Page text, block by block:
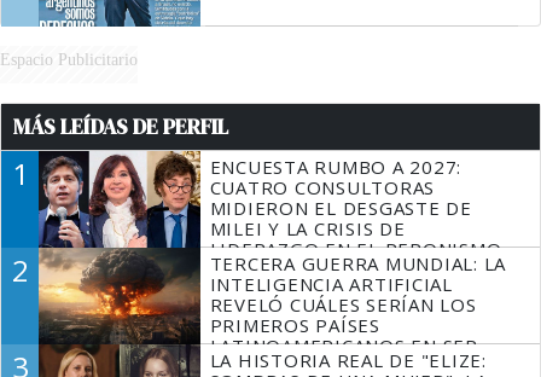
Espacio Publicitario
MÁS LEÍDAS DE PERFIL
1
ENCUESTA RUMBO A 2027:
CUATRO CONSULTORAS
MIDIERON EL DESGASTE DE
MILEI Y LA CRISIS DE
LIDERAZGO EN EL PERONISMO
2
TERCERA GUERRA MUNDIAL: LA
INTELIGENCIA ARTIFICIAL
REVELÓ CUÁLES SERÍAN LOS
PRIMEROS PAÍSES
LATINOAMERICANOS EN SER
DERROTADOS
3
LA HISTORIA REAL DE "ELIZE: